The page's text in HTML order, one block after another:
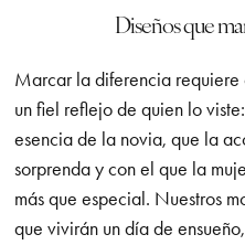
Diseños que
Marcar la diferencia requiere
un fiel reflejo de quien lo
esencia de la novia, que la
sorprenda y con el que la
más que especial. Nuestros
que vivirán un día de